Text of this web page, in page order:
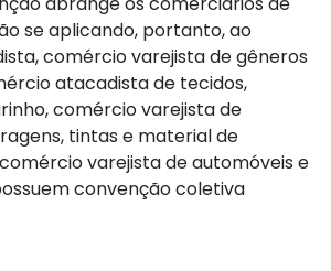
se aplicando, portanto, ao
comércio varejista de gêneros
atacadista de tecidos,
comércio varejista de
tintas e material de
varejista de automóveis e
convenção coletiva